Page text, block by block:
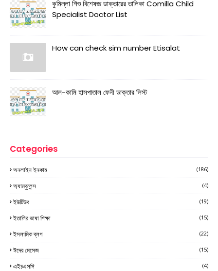
কুমিল্লা শিশু বিশেষজ্ঞ ডাক্তারের তালিকা Comilla Child
Specialist Doctor List
How can check sim number Etisalat
আল-কামি হাসপাতাল ফেনী ডাক্তার লিস্ট
Categories
অনলাইন ইনকাম (186)
অ্যাম্বুলেন্স (4)
ইউটিউব (19)
ইতালির ভাষা শিক্ষা (15)
ইসলামিক ব্লগ (22)
ঈদের মেসেজ (15)
এইচএসসি (4)